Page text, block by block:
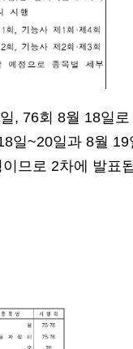
, 76회 8월 18일
일~20일과 8월
므로 2차에 발표